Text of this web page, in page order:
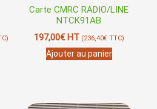
Carte CMRC RADIO/LINE
NTCK91AB
197,00€HT (236,40€TTC)
Ajouter au panier